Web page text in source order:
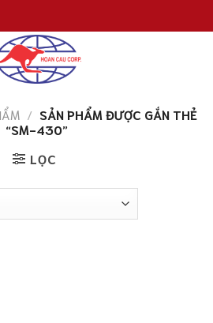
/ SẢN PHẨM ĐƯỢC GẮN THẺ
“SM-430”
LỌC